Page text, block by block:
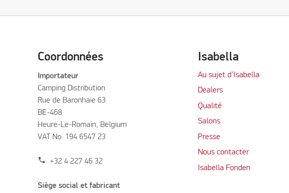
Coordonnées
Importateur
Camping Distribution
Rue de Baronhaie 63
BE-468
Heure-Le-Romain, Belgium
VAT No. 194 6547 23
phone +32 4 227 46 32
Siège social et fabricant
Isabella
Au sujet d’Isabella
Dealers
Qualité
Salons
Presse
Nous contacter
Isabella Fonden